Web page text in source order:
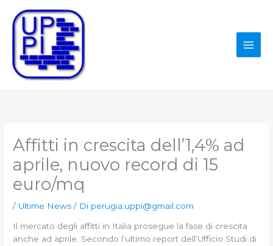
contenuto
Affitti in crescita dell’1,4% ad
aprile, nuovo record di 15
euro/mq
/ Ultime News / Di perugia.uppi@gmail.com
Il mercato degli affitti in Italia prosegue la fase di crescita
anche ad aprile. Secondo l’ultimo report dell’Ufficio Studi di